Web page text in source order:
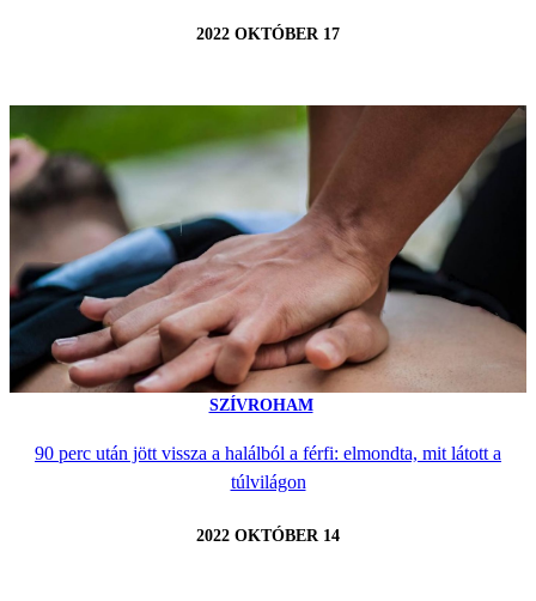
2022 OKTÓBER 17
SZÍVROHAM
90 perc után jött vissza a halálból a férfi: elmondta, mit látott a
túlvilágon
2022 OKTÓBER 14